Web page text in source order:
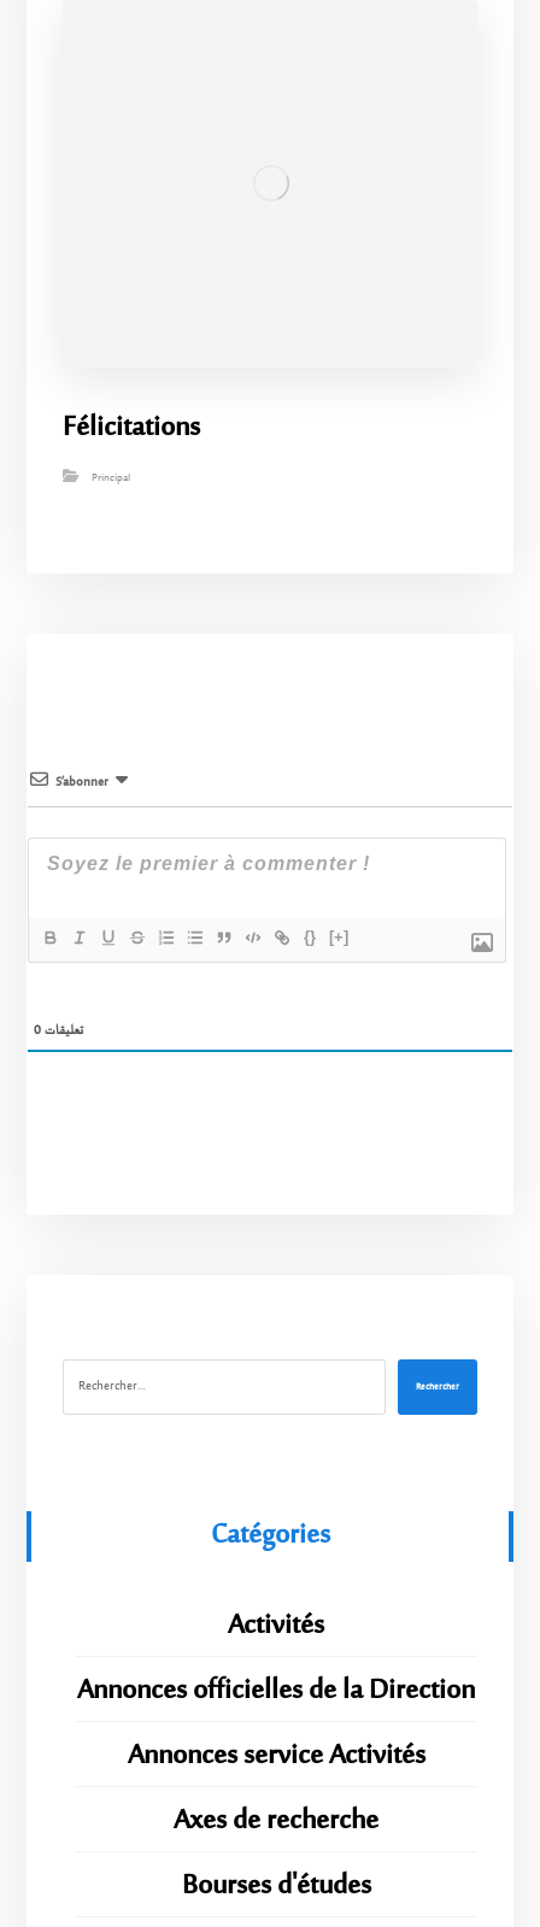
Félicitations
Principal
S’abonner
{} [+]
0تعليقات
Rechercher
Catégories
Activités
Annonces officielles de la Direction
Annonces service Activités
Axes de recherche
Bourses d'études